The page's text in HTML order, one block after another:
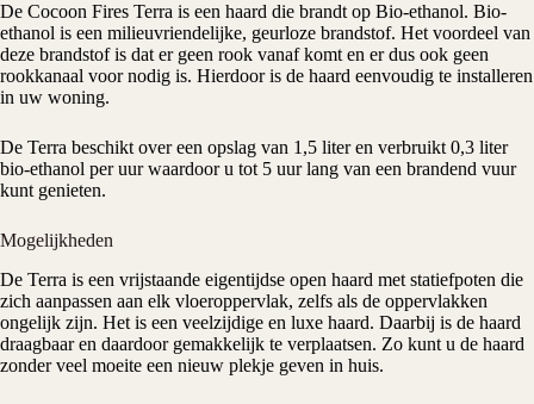
De Cocoon Fires Terra is een haard die brandt op Bio-ethanol. Bio-
ethanol is een milieuvriendelijke, geurloze brandstof. Het voordeel van
deze brandstof is dat er geen rook vanaf komt en er dus ook geen
rookkanaal voor nodig is. Hierdoor is de haard eenvoudig te installeren
in uw woning.
De Terra beschikt over een opslag van 1,5 liter en verbruikt 0,3 liter
bio-ethanol per uur waardoor u tot 5 uur lang van een brandend vuur
kunt genieten.
Mogelijkheden
De Terra is een vrijstaande eigentijdse open haard met statiefpoten die
zich aanpassen aan elk vloeroppervlak, zelfs als de oppervlakken
ongelijk zijn. Het is een veelzijdige en luxe haard. Daarbij is de haard
draagbaar en daardoor gemakkelijk te verplaatsen. Zo kunt u de haard
zonder veel moeite een nieuw plekje geven in huis.